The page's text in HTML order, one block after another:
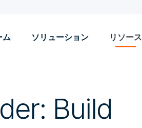
ム ソリューション リソース
Build